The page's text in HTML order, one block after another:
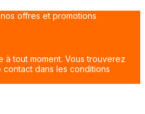
offres et promotions
tout moment. Vous trouverez
dans les conditions